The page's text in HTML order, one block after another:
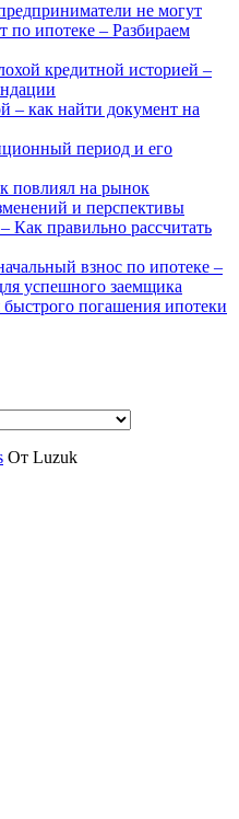
не могут
по ипотеке – Разбираем
кредитной историей –
– как найти документ на
период и его
повлиял на рынок
и перспективы
правильно рассчитать
взнос по ипотеке –
успешного заемщика
погашения ипотеки
От Luzuk